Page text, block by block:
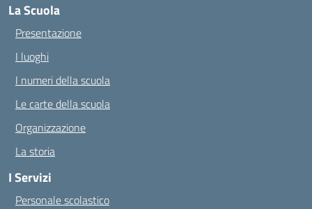
La Scuola
Presentazione
I luoghi
I numeri della scuola
Le carte della scuola
Organizzazione
La storia
I Servizi
Personale scolastico